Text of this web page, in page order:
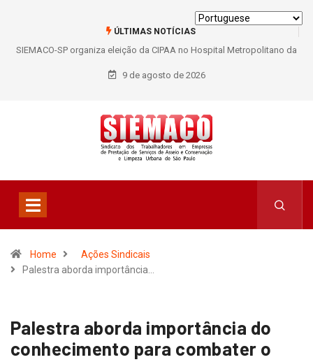
ÚLTIMAS NOTÍCIAS
SP organiza eleição da CIPAA no Hospital Metropolitano da
Lapa e fortalece participação dos trabalhadores
SIEMACO
9 de agosto de 2026
Home
Ações Sindicais
Palestra aborda importância…
Palestra aborda importância do
conhecimento para combater o